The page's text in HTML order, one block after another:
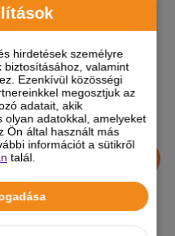
hirdetések személyre
biztosításához, valamint
Ezenkívül közösségi
megosztjuk az
adatait, akik
olyan adatokkal, amelyeket
Ön által használt más
információt a sütikről
talál.
Dolly Faforgács 60l